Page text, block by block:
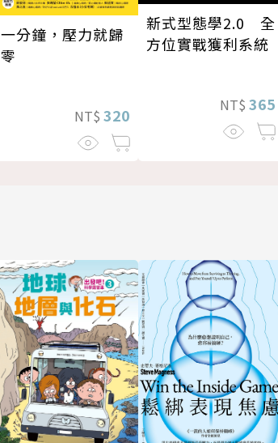
一分鐘，壓力就歸
零
NT$ 320
新式型態學2.0 全
方位實戰獲利系統
NT$ 365